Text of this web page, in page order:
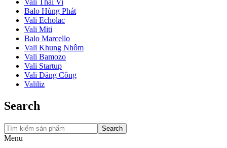
Vali Thái Vi
Balo Hùng Phát
Vali Echolac
Vali Miti
Balo Marcello
Vali Khung Nhôm
Vali Bamozo
Vali Startup
Vali Đăng Công
Valiliz
Search
Search
Menu